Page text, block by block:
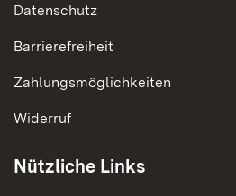
Datenschutz
Barrierefreiheit
Zahlungsmöglichkeiten
Widerruf
Nützliche Links